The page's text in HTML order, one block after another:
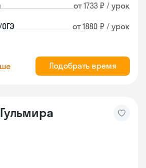
от 1733 ₽ / урок
от 1880 ₽ / урок
Подобрать время
Гульмира